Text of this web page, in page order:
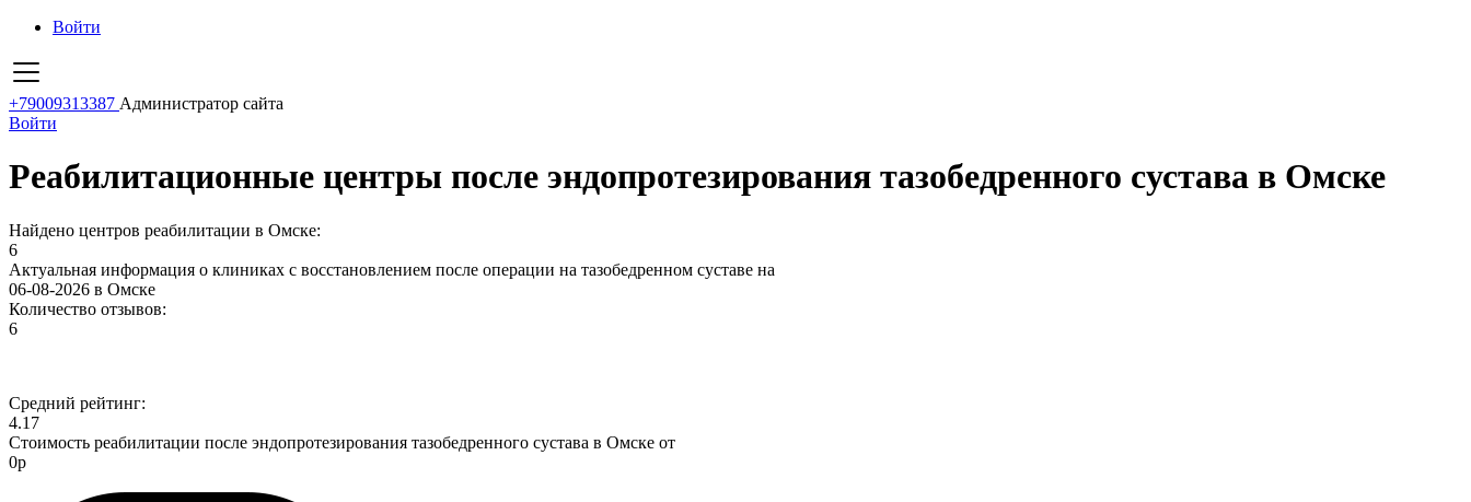
Войти
+79009313387 Администратор сайта
Войти
Реабилитационные центры после эндопротезирования тазобедренного сустава в Омске
Найдено центров реабилитации в Омске:
6
Актуальная информация о клиниках с восстановлением после операции на тазобедренном суставе на
06-08-2026 в Омске
Количество отзывов:
6
Средний рейтинг:
4.17
Стоимость реабилитации после эндопротезирования тазобедренного сустава в Омске от
0р